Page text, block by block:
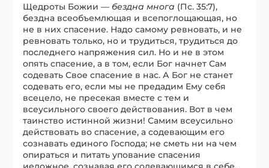
Щедроты Божии — бездна многа (Пс. 35:7),
бездна всеобъемлющая и всепоглощающая, но
не в них спасение. Надо самому ревновать, и не
ревновать только, но и трудиться, трудиться до
последнего напряжения сил. Но и не в этом
опять спасение, а в том, если Бог начнет Сам
содевать Свое спасение в нас. А Бог не станет
содевать его, если мы не предадим Ему себя
всецело, не пресекая вместе с тем и
всеусильного своего действования. Вот в чем
таинство истинной жизни! Самим всеусильно
действовать во спасение, а содевающим его
сознавать единого Господа; не сметь ни на чем
опираться и питать упование спасения